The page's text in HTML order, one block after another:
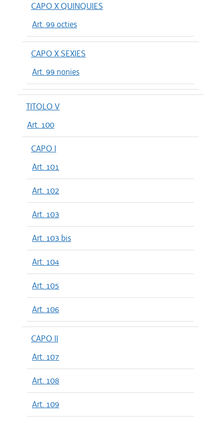
CAPO X QUINQUIES
Art. 99 octies
CAPO X SEXIES
Art. 99 nonies
TITOLO V
Art. 100
CAPO I
Art. 101
Art. 102
Art. 103
Art. 103 bis
Art. 104
Art. 105
Art. 106
CAPO II
Art. 107
Art. 108
Art. 109